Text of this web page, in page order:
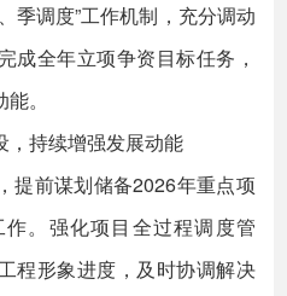
季调度”工作机制，充分调动
成全年立项争资目标任务，
。
持续增强发展动能
前谋划储备2026年重点项
。强化项目全过程调度管
程形象进度，及时协调解决